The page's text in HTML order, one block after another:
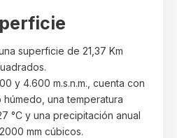
superficie de 21,37 Km
y 4.600 m.s.n.m., cuenta con
húmedo, una temperatura
°C y una precipitación anual
mm cúbicos.